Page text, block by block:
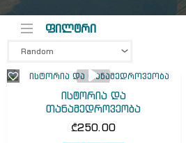
ფილტრი
ისტორია და
თანამედროვეობა
₾250.00